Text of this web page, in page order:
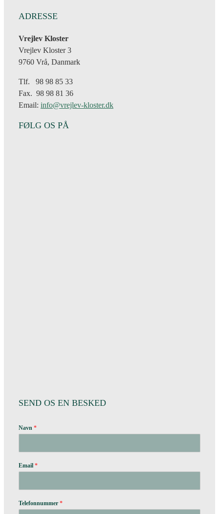
ADRESSE
Vrejlev Kloster
Vrejlev Kloster 3
9760 Vrå, Danmark
Tlf. 98 98 85 33
Fax. 98 98 81 36
Email: info@vrejlev-kloster.dk
FØLG OS PÅ
SEND OS EN BESKED
Navn *
Email *
Telefonnummer *